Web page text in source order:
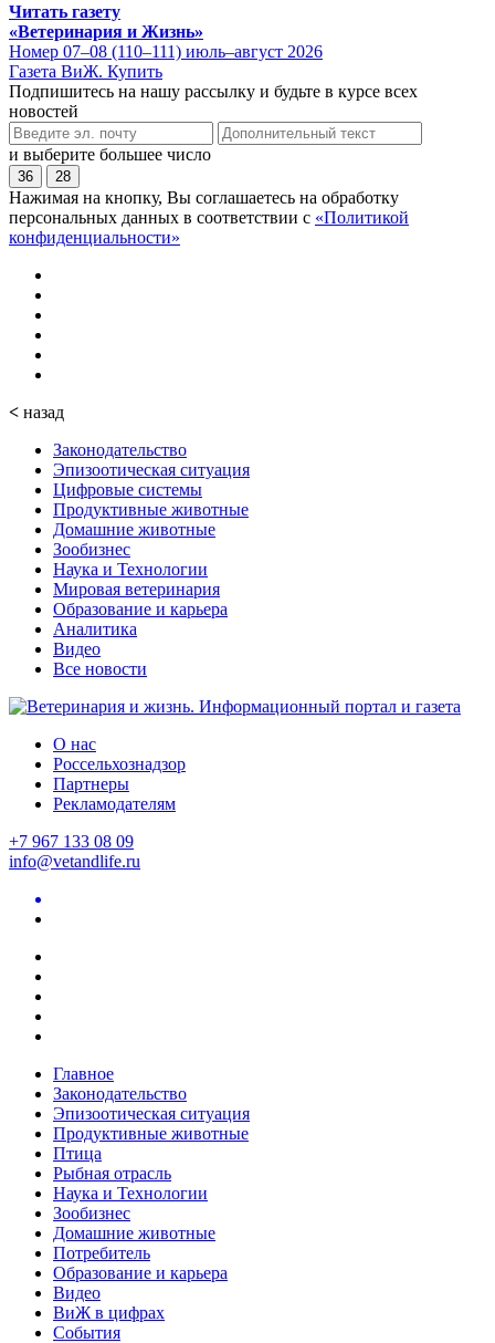
Читать газету
«Ветеринария и Жизнь»
Номер 07–08 (110–111) июль–август 2026
Газета ВиЖ. Купить
Подпишитесь на нашу рассылку и будьте в курсе всех
новостей
и выберите большее число
36 28
Нажимая на кнопку, Вы соглашаетесь на обработку
персональных данных в соответствии с «Политикой
конфиденциальности»
< назад
Законодательство
Эпизоотическая ситуация
Цифровые системы
Продуктивные животные
Домашние животные
Зообизнес
Наука и Технологии
Мировая ветеринария
Образование и карьера
Аналитика
Видео
Все новости
О нас
Россельхознадзор
Партнеры
Рекламодателям
+7 967 133 08 09
info@vetandlife.ru
Главное
Законодательство
Эпизоотическая ситуация
Продуктивные животные
Птица
Рыбная отрасль
Наука и Технологии
Зообизнес
Домашние животные
Потребитель
Образование и карьера
Видео
ВиЖ в цифрах
События